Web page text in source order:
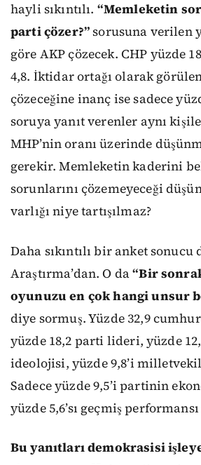
hayli sıkıntılı. “Memleketin
parti çözer?”sorusuna verilen
göre AKP çözecek. CHP yüzde
4,8. İktidar ortağı olarak
çözeceğine inanç ise sadece
soruya yanıt verenler aynı
MHP’nin oranı üzerinde
gerekir. Memleketin kaderini
sorunlarını çözemeyeceği
varlığı niye tartışılmaz?
Daha sıkıntılı bir anket sonucu
Araştırma’dan. O da“Bir
oyunuzu en çok hangi unsur
diye sormuş. Yüzde 32,9
yüzde 18,2 parti lideri, yüzde
ideolojisi, yüzde 9,8’i
Sadece yüzde 9,5’i partinin
yüzde 5,6’sı geçmiş
Bu yanıtları demokrasisi